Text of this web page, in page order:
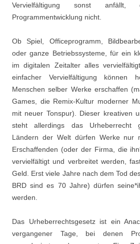
Vervielfältigung sonst
Programmentwicklung nicht.
Ob Spiel, Officeprogramm,
oder ganze Betriebssysteme, für ein
im digitalen Zeitalter alles
einfacher Vervielfältigung können
Menschen selber Werke erschaffen
Games, die Remix-Kultur moderner
mit neuer Tonspur). Dieser kreativen
steht allerdings das Urheberrecht
Ländern der Welt dürfen Werke nur
Erschaffenden (oder der Firma, die
vervielfältigt und verbreitet werden,
Geld. Erst viele Jahre nach dem Tod
BRD sind es 70 Jahre) dürfen
werden.
Das Urheberrechtsgesetz ist ein
vergangener Tage, bei denen